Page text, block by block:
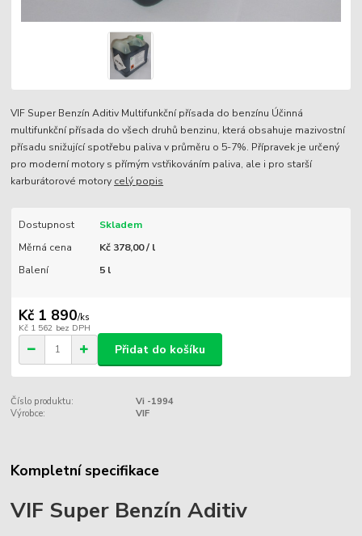
VIF Super Benzín Aditiv Multifunkční přísada do benzínu Účinná
multifunkční přísada do všech druhů benzinu, která obsahuje mazivostní
přísadu snižující spotřebu paliva v průměru o 5-7%. Přípravek je určený
pro moderní motory s přímým vstřikováním paliva, ale i pro starší
karburátorové motory celý popis
Dostupnost
Skladem
Měrná cena
Kč 378,00 / l
Balení
5 l
Kč 1 890/ks
Kč 1 562 bez DPH
Přidat do košíku
Číslo produktu:
Vi -1994
Výrobce:
VIF
Kompletní specifikace
VIF Super Benzín Aditiv